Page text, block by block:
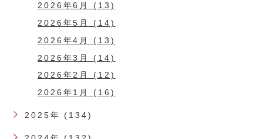
2026年6月 (13)
2026年5月 (14)
2026年4月 (13)
2026年3月 (14)
2026年2月 (12)
2026年1月 (16)
2025年 (134)